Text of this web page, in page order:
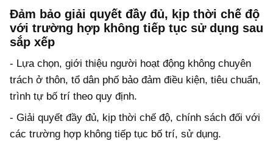
Đảm bảo giải quyết đầy đủ, kịp thời chế độ
với trường hợp không tiếp tục sử dụng sau
sắp xếp
- Lựa chọn, giới thiệu người hoạt động không chuyên
trách ở thôn, tổ dân phố bảo đảm điều kiện, tiêu chuẩn,
trình tự bố trí theo quy định.
- Giải quyết đầy đủ, kịp thời chế độ, chính sách đối với
các trường hợp không tiếp tục bố trí, sử dụng.